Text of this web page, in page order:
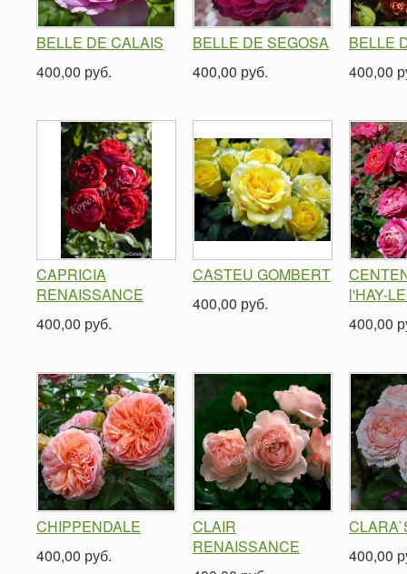
BELLE DE CALAIS
400,00 руб.
BELLE DE SEGOSA
400,00 руб.
BELLE
400,00
CAPRICIA
RENAISSANCE
400,00 руб.
CASTEU GOMBERT
400,00 руб.
l'HAY-
400,00
CHIPPENDALE
400,00 руб.
CLAIR
RENAISSANCE
400,00